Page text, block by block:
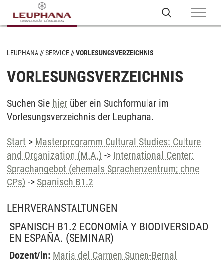
LEUPHANA SERVICE VORLESUNGSVERZEICHNIS
VORLESUNGSVERZEICHNIS
Suchen Sie hier über ein Suchformular im
Vorlesungsverzeichnis der Leuphana.
Start > Masterprogramm Cultural Studies: Culture
and Organization (M.A.) -> International Center:
Sprachangebot (ehemals Sprachenzentrum; ohne
CPs) -> Spanisch B1.2
LEHRVERANSTALTUNGEN
SPANISCH B1.2 ECONOMÍA Y BIODIVERSIDAD
EN ESPAÑA. (SEMINAR)
Dozent/in: Maria del Carmen Sunen-Bernal